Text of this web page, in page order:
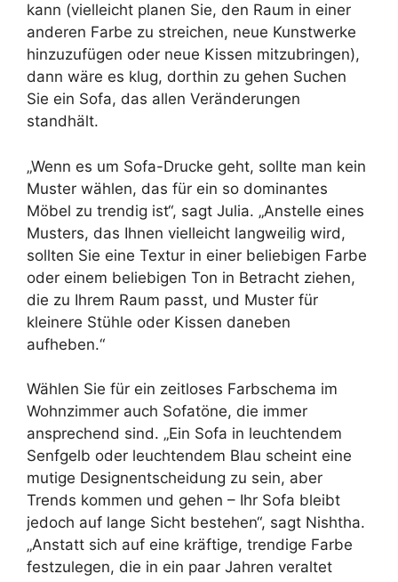
kann (vielleicht planen Sie, den Raum in einer
anderen Farbe zu streichen, neue Kunstwerke
hinzuzufügen oder neue Kissen mitzubringen),
dann wäre es klug, dorthin zu gehen Suchen
Sie ein Sofa, das allen Veränderungen
standhält.
„Wenn es um Sofa-Drucke geht, sollte man kein
Muster wählen, das für ein so dominantes
Möbel zu trendig ist“, sagt Julia. „Anstelle eines
Musters, das Ihnen vielleicht langweilig wird,
sollten Sie eine Textur in einer beliebigen Farbe
oder einem beliebigen Ton in Betracht ziehen,
die zu Ihrem Raum passt, und Muster für
kleinere Stühle oder Kissen daneben
aufheben.“
Wählen Sie für ein zeitloses Farbschema im
Wohnzimmer auch Sofatöne, die immer
ansprechend sind. „Ein Sofa in leuchtendem
Senfgelb oder leuchtendem Blau scheint eine
mutige Designentscheidung zu sein, aber
Trends kommen und gehen – Ihr Sofa bleibt
jedoch auf lange Sicht bestehen“, sagt Nishtha.
„Anstatt sich auf eine kräftige, trendige Farbe
festzulegen, die in ein paar Jahren veraltet